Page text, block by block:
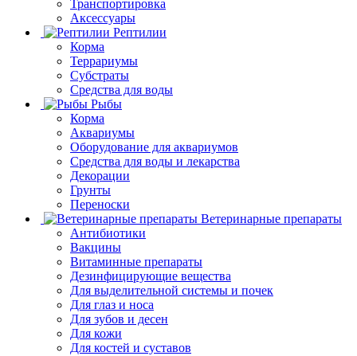
Транспортировка
Аксессуары
Рептилии
Корма
Террариумы
Субстраты
Средства для воды
Рыбы
Корма
Аквариумы
Оборудование для аквариумов
Средства для воды и лекарства
Декорации
Грунты
Переноски
Ветеринарные препараты
Антибиотики
Вакцины
Витаминные препараты
Дезинфицирующие вещества
Для выделительной системы и почек
Для глаз и носа
Для зубов и десен
Для кожи
Для костей и суставов